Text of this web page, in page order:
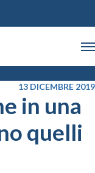
13 DICEMBRE 2019
in una
quelli